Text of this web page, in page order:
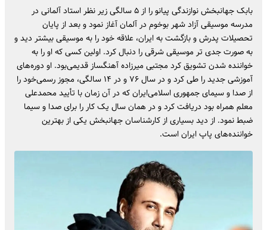
بابک جهانبخش نوازندگی پیانو را از ۵ سالگی زیر نظر استاد آلمانی در
مدرسه موسیقی آزاد شهر بوخوم در آلمان آغاز نمود و بعد از پایان
تحصیلات پدرش و بازگشت به ایران، علاقه خود را به موسیقی بیشتر دید و
به صورت جدی تر موسیقی شرقی را دنبال کرد. اولین کسی که او را به
خواننده شدن تشویق کرد مجتبی میرزاده آهنگساز قدیمی‌بود. او دوره‌های
آموزشی جدید را طی کرد و در سال ۷۶ و در ۱۴ سالگی، مجوز رسمی‌خود را
از صدا و سیمای جمهوری اسلامی‌ایران که در آن زمان با تأیید محمدعلی
معلم همراه بود دریافت کرد و در همان سال یک کار را برای صدا و سیما
ضبط نمود. از دید بسیاری از کارشناسان جهانبخش یکی از بهترین
خواننده‌های پاپ ایران است.